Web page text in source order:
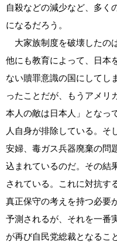
自殺などの減少など、多く
になるだろう。
大家族制度を破壊したの
他にも教育によって、日本
ない贖罪意識の国にしてし
ったことだが、もうアメリ
本人の敵は日本人」となっ
人自身が排除している。そ
安婦、毒ガス兵器廃棄の問
込まれているのだ。その結
されている。これに対抗す
真正保守の考えを持つ必要
予測されるが、それを一番
が再び自民党総裁となるこ